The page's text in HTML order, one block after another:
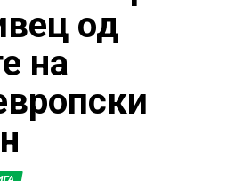
од
на